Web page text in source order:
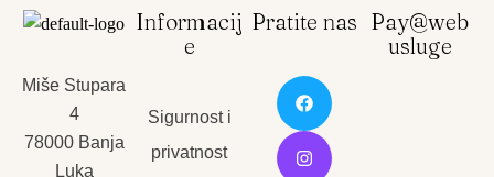
Miše Stupara
4
78000 Banja
Luka
Informacij
e
Sigurnost i
privatnost
Pratite nas Pay@web
usluge